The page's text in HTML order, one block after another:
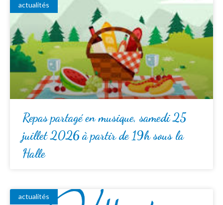
actualités
Repas partagé en musique, samedi 25
juillet 2026 à partir de 19h sous la
Halle
actualités